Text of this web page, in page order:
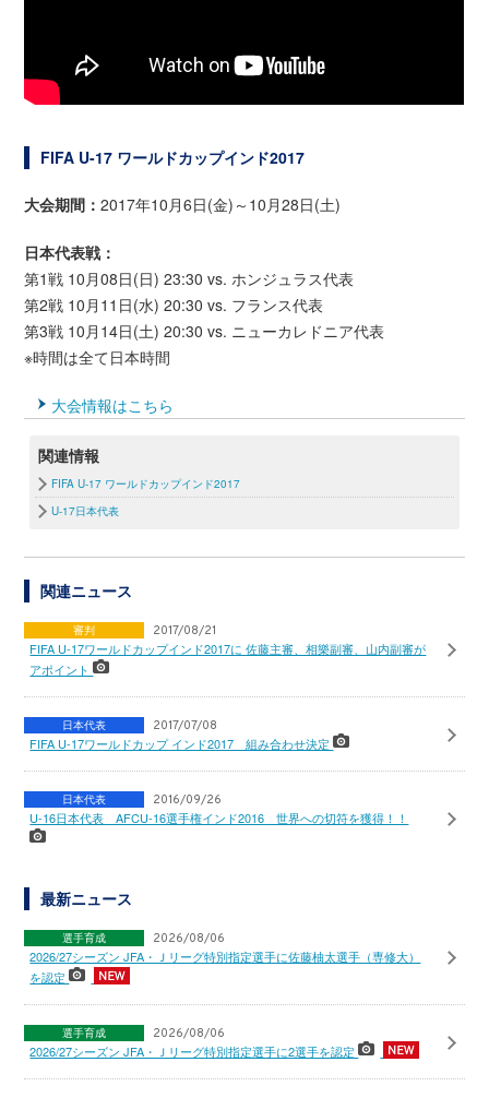
FIFA U-17 ワールドカップインド2017
大会期間：2017年10月6日(金)～10月28日(土)
日本代表戦：
第1戦 10月08日(日) 23:30 vs. ホンジュラス代表
第2戦 10月11日(水) 20:30 vs. フランス代表
第3戦 10月14日(土) 20:30 vs. ニューカレドニア代表
※時間は全て日本時間
大会情報はこちら
関連情報
FIFA U-17 ワールドカップインド2017
U-17日本代表
関連ニュース
審判 2017/08/21
FIFA U-17ワールドカップインド2017に 佐藤主審、相樂副審、山内副審が
アポイント
日本代表 2017/07/08
FIFA U-17ワールドカップ インド2017 組み合わせ決定
日本代表 2016/09/26
U-16日本代表 AFCU-16選手権インド2016 世界への切符を獲得！！
最新ニュース
選手育成 2026/08/06
2026/27シーズン JFA・Ｊリーグ特別指定選手に佐藤柚太選手（専修大）
を認定
選手育成 2026/08/06
2026/27シーズン JFA・Ｊリーグ特別指定選手に2選手を認定